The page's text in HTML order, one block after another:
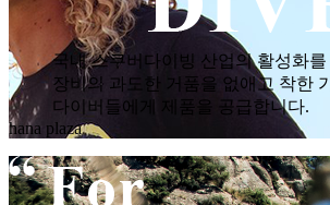
국내 스쿠버다이빙 산업의 활성화를
장비의 과도한 거품을 없애고 착한
다이버들에게 제품을 공급합니다.
hana plaza